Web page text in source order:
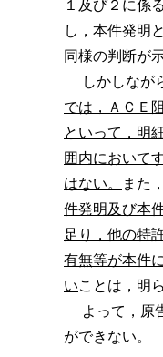
１及び２に係
し，本件発明
同様の判断が
しかしなが
では，ＡＣＥ
といって，明
囲内において
はない。
また，
件発明及び本
足り，他の特
有無等が本件
いことは，明
よって，原
ができない。